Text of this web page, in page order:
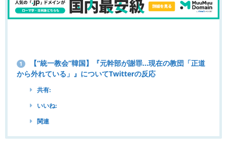
1
【“統一教会”韓国】『元幹部が謝罪…現在の教団「正道
から外れている」』についてTwitterの反応
共有:
いいね:
関連